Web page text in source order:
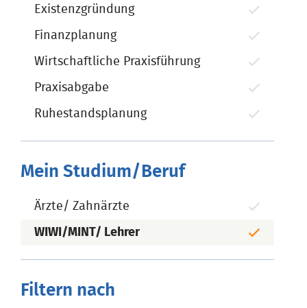
Existenzgründung
Finanzplanung
Wirtschaftliche Praxisführung
Praxisabgabe
Ruhestandsplanung
Mein Studium/Beruf
Ärzte/ Zahnärzte
WIWI/MINT/ Lehrer
Filtern nach